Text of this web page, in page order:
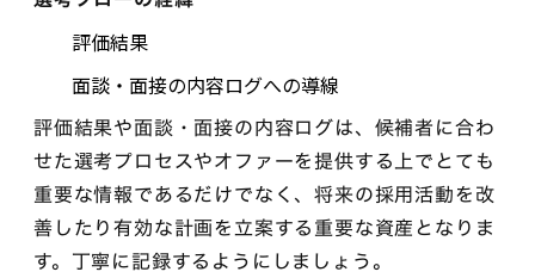
評価結果
面談・面接の内容ログへの導線
評価結果や面談・面接の内容ログは、候補者に合わ
せた選考プロセスやオファーを提供する上でとても
重要な情報であるだけでなく、将来の採用活動を改
善したり有効な計画を立案する重要な資産となりま
す。丁寧に記録するようにしましょう。